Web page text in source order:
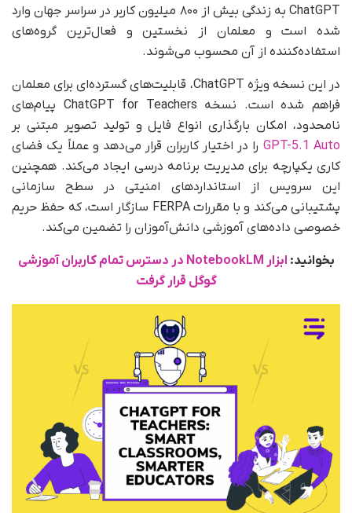
ChatGPT به زندگی بیش از ۸۰۰ میلیون کاربر در سراسر جهان وارد
شده است و معلمان از نخستین و فعال‌ترین گروه‌های
استفاده‌کننده از آن محسوب می‌شوند.
در این نسخه ویژه ChatGPT، قابلیت‌های گسترده‌ای برای معلمان
فراهم شده است. نسخه ChatGPT for Teachers پیام‌های
نامحدود، امکان بارگذاری انواع فایل و تولید تصویر مبتنی بر
GPT-5.1 Auto را در اختیار کاربران قرار می‌دهد و عملاً یک فضای
کاری یکپارچه برای مدیریت برنامه‌ درسی ایجاد می‌کند. همچنین
این سرویس از استانداردهای امنیتی در سطح سازمانی
پشتیبانی می‌کند و با مقررات FERPA سازگار است، که حفظ حریم
خصوصی داده‌های آموزشی دانش‌آموزان را تضمین می‌کند.
بخوانید:
ابزار NotebookLM در دسترس تمام کاربران آموزشی
گوگل قرار گرفت